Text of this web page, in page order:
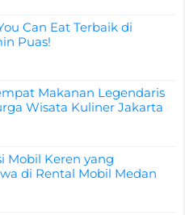
Can Eat Terbaik di
Puas!
Makanan Legendaris
Wisata Kuliner Jakarta
Mobil Keren yang
di Rental Mobil Medan